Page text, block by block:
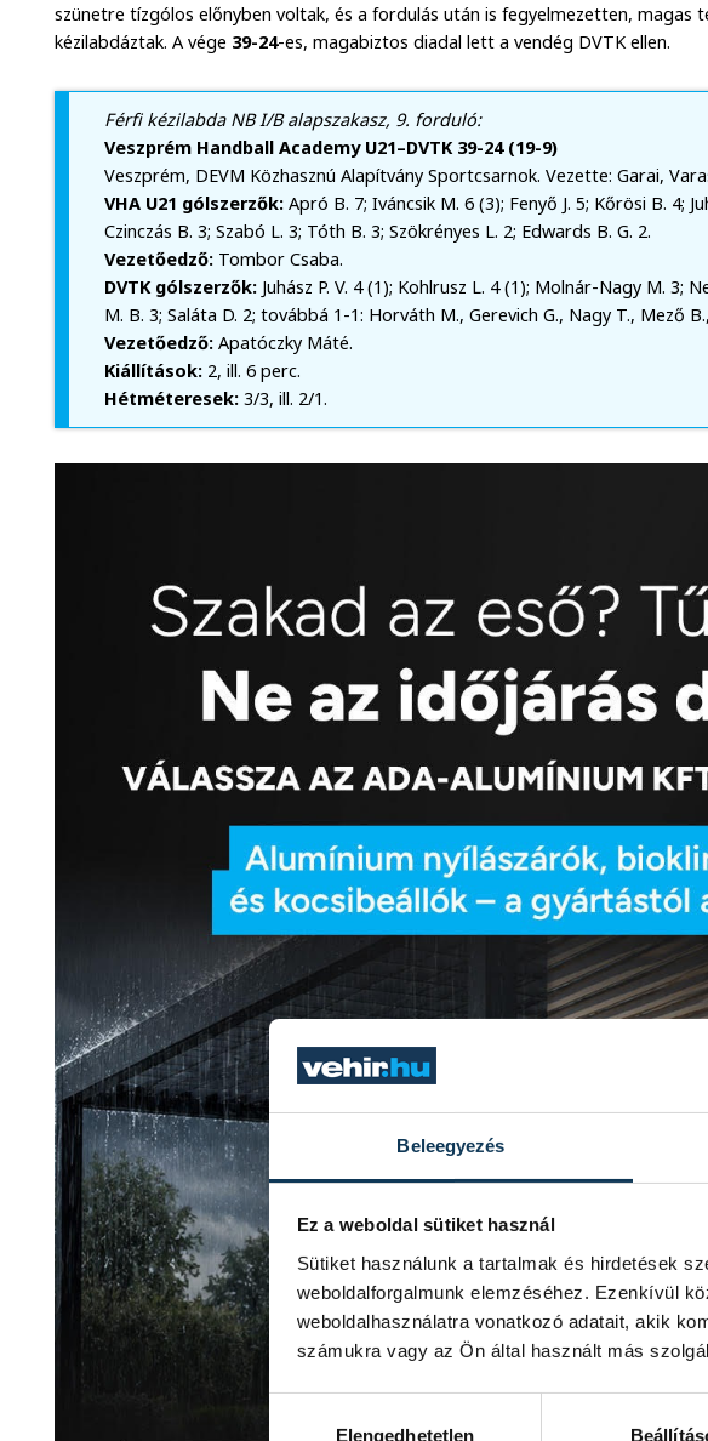
Beleegyezés
Ez a weboldal sütiket használ
Sütiket használunk a tartalmak és hirdetések
weboldalforgalmunk elemzéséhez. Ezenkívül
weboldalhasználatra vonatkozó adatait, akik
számukra vagy az Ön által használt más
Elengedhetetlen
szünetre tízgólos előnyben voltak, és a fordulás után is fegyelmezetten, magas
kézilabdáztak. A vége 39-24-es, magabiztos diadal lett a vendég DVTK ellen.
Férfi kézilabda NB I/B alapszakasz, 9. forduló:
Veszprém Handball Academy U21–DVTK 39-24 (19-9)
Veszprém, DEVM Közhasznú Alapítvány Sportcsarnok. Vezette: Garai,
VHA U21 gólszerzők: Apró B. 7; Iváncsik M. 6 (3); Fenyő J. 5; Kőrösi B. 4;
Czinczás B. 3; Szabó L. 3; Tóth B. 3; Szökrényes L. 2; Edwards B. G. 2.
Vezetőedző:Tombor Csaba.
DVTK gólszerzők: Juhász P. V. 4 (1); Kohlrusz L. 4 (1); Molnár-Nagy M. 3;
M. B. 3; Saláta D. 2; továbbá 1-1: Horváth M., Gerevich G., Nagy T., Mező
Vezetőedző:Apatóczky Máté.
Kiállítások:2, ill. 6 perc.
Hétméteresek:3/3, ill. 2/1.